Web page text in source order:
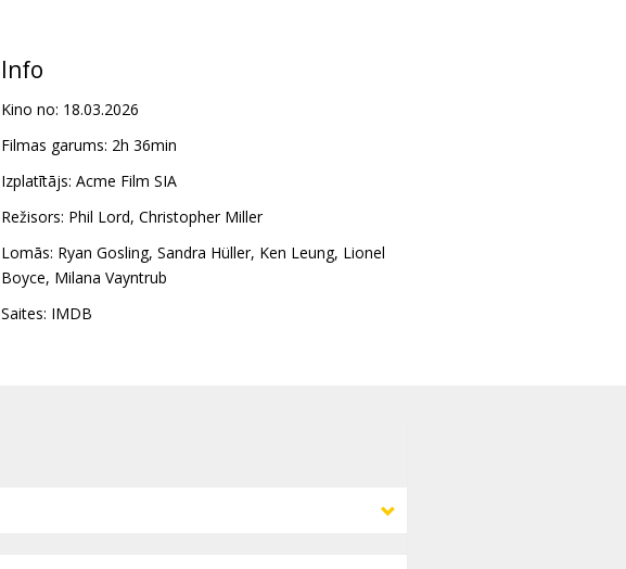
Info
Kino no: 18.03.2026
Filmas garums: 2h 36min
Izplatītājs: Acme Film SIA
Režisors: Phil Lord, Christopher Miller
Lomās: Ryan Gosling, Sandra Hüller, Ken Leung, Lionel
Boyce, Milana Vayntrub
Saites: IMDB